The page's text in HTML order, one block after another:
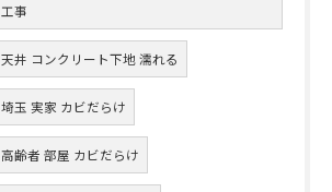
工事
天井 コンクリート下地 濡れる
埼玉 実家 カビだらけ
高齢者 部屋 カビだらけ